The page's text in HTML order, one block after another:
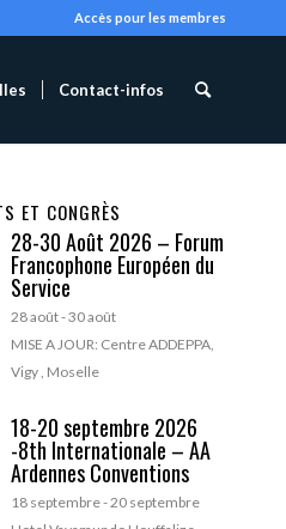
Accès pour les membres
Contact-infos
ET CONGRÈS
28-30 Août 2026 – Forum
Francophone Européen du
Service
28 août-30 août
MISE A JOUR: Centre ADDEPPA,
Vigy , Moselle
18-20 septembre 2026
-8th Internationale – AA
Ardennes Conventions
18 septembre-20 septembre